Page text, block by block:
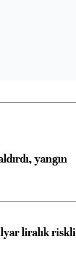
yangın
liralık riskli